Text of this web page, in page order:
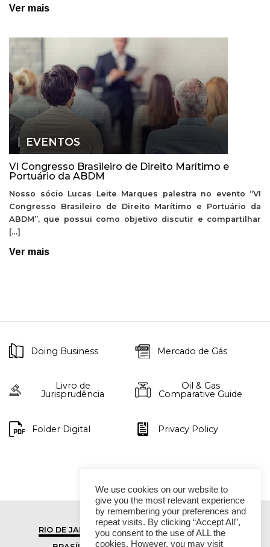
Ver mais
EVENTOS
VI Congresso Brasileiro de Direito Marítimo e
Portuário da ABDM
Nosso sócio Lucas Leite Marques palestra no evento “VI
Congresso Brasileiro de Direito Marítimo e Portuário da
ABDM”, que possui como objetivo discutir e compartilhar
[…]
Ver mais
Doing Business Mercado de Gás
Livro de
Jurisprudência
Oil & Gas
Comparative Guide
Folder Digital Privacy Policy
RIO DE JANEIRO
SÃO PAULO
We use cookies on our website to
give you the most relevant experience
by remembering your preferences and
repeat visits. By clicking “Accept All”,
you consent to the use of ALL the
cookies. However, you may visit